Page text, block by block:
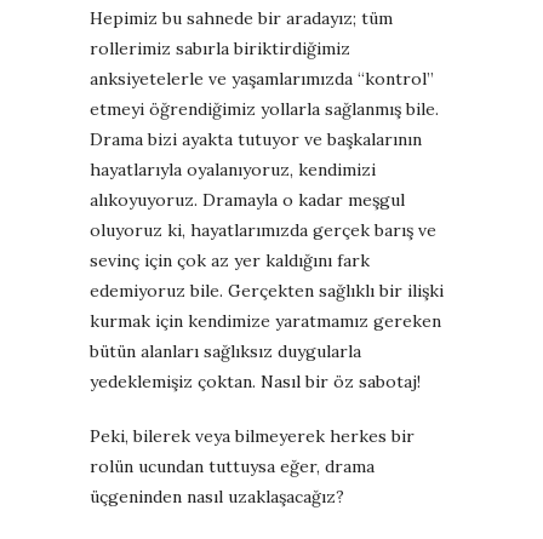
Hepimiz bu sahnede bir aradayız; tüm
rollerimiz sabırla biriktirdiğimiz
anksiyetelerle ve yaşamlarımızda “kontrol”
etmeyi öğrendiğimiz yollarla sağlanmış bile.
Drama bizi ayakta tutuyor ve başkalarının
hayatlarıyla oyalanıyoruz, kendimizi
alıkoyuyoruz. Dramayla o kadar meşgul
oluyoruz ki, hayatlarımızda gerçek barış ve
sevinç için çok az yer kaldığını fark
edemiyoruz bile. Gerçekten sağlıklı bir ilişki
kurmak için kendimize yaratmamız gereken
bütün alanları sağlıksız duygularla
yedeklemişiz çoktan. Nasıl bir öz sabotaj!
Peki, bilerek veya bilmeyerek herkes bir
rolün ucundan tuttuysa eğer, drama
üçgeninden nasıl uzaklaşacağız?